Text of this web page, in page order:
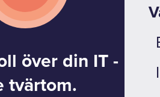
över din IT -
tvärtom.